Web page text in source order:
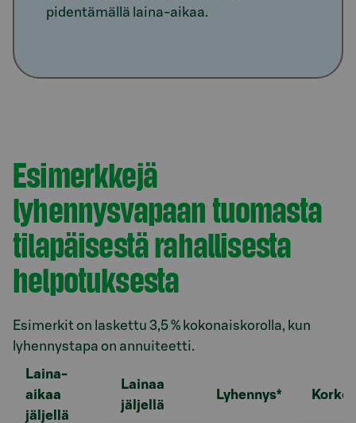
pidentämällä laina-aikaa.
Esimerkkejä
lyhennysvapaan tuomasta
tilapäisestä rahallisesta
helpotuksesta
Esimerkit on laskettu 3,5 % kokonaiskorolla, kun
lyhennystapa on annuiteetti.
Laina-
aikaa
jäljellä
Lainaa
jäljellä
Lyhennys* Korko